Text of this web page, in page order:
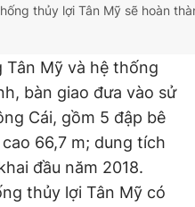
thủy lợi Tân Mỹ sẽ hoàn
Mỹ và hệ thống
bàn giao đưa vào sử
Cái, gồm 5 đập bê
66,7 m; dung tích
đầu năm 2018.
thủy lợi Tân Mỹ có